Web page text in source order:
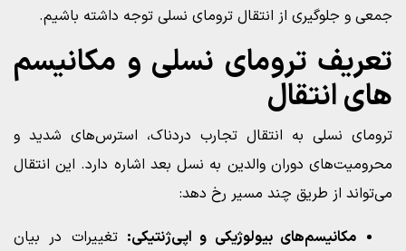
جمعی و جلوگیری از انتقال ترومای نسلی توجه داشته باشیم.
تعریف ترومای نسلی و مکانیسم‌
های انتقال
ترومای نسلی به انتقال تجارب دردناک، استرس‌های شدید و
محرومیت‌های دوران والدین به نسل بعد اشاره دارد. این انتقال
می‌تواند از طریق چند مسیر رخ دهد:
مکانیسم‌های بیولوژیکی و اپی‌ژنتیکی: تغییرات در بیان